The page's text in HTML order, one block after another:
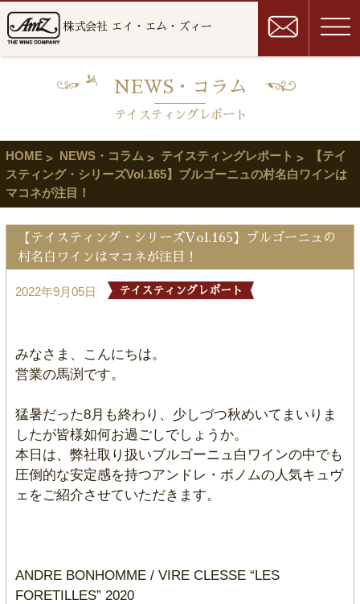
株式会社 エイ・エム・ズィー
NEWS・コラム
テイスティングレポート
HOME NEWS・コラム テイスティングレポート
【テイ
スティング・シリーズVol.165】ブルゴーニュの村名白ワインは
マコネが注目！
【テイスティング・シリーズVol.165】ブルゴーニュの
村名白ワインはマコネが注目！
2022年9月05日 テイスティングレポート
みなさま、こんにちは。
営業の馬渕です。
猛暑だった8月も終わり、少しづつ秋めいてまいりま
したが皆様如何お過ごしでしょうか。
本日は、弊社取り扱いブルゴーニュ白ワインの中でも
圧倒的な安定感を持つアンドレ・ボノムの人気キュヴ
ェをご紹介させていただきます。
ANDRE BONHOMME / VIRE CLESSE “LES
FORETILLES” 2020